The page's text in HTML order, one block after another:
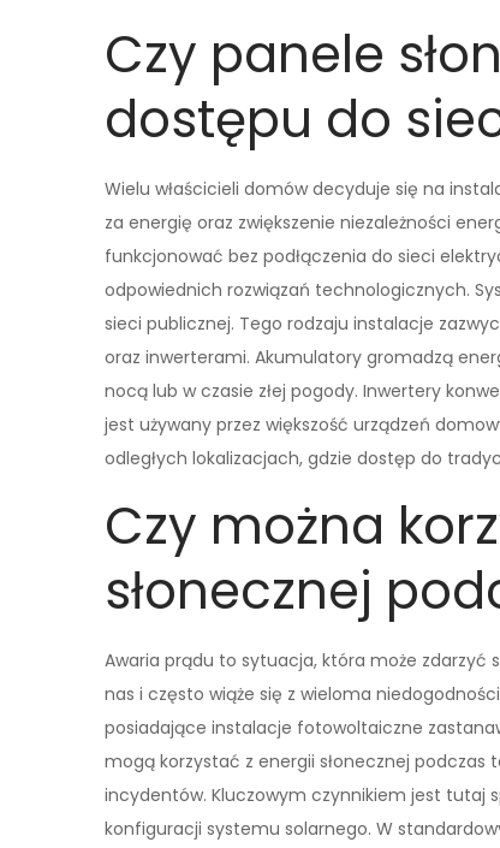
Czy panele
dostępu do
Wielu właścicieli domów decyduje się na
za energię oraz zwiększenie niezależności
funkcjonować bez podłączenia do sieci
odpowiednich rozwiązań technologicznych.
sieci publicznej. Tego rodzaju instalacje
oraz inwerterami. Akumulatory gromadzą
nocą lub w czasie złej pogody. Inwertery
jest używany przez większość urządzeń
odległych lokalizacjach, gdzie dostęp do
Czy można
słonecznej
Awaria prądu to sytuacja, która może zdarzyć
nas i często wiąże się z wieloma
posiadające instalacje fotowoltaiczne
mogą korzystać z energii słonecznej podczas
incydentów. Kluczowym czynnikiem jest tutaj
konfiguracji systemu solarnego. W